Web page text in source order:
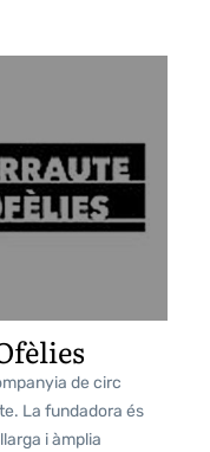
de circ
La fundadora és
i àmplia